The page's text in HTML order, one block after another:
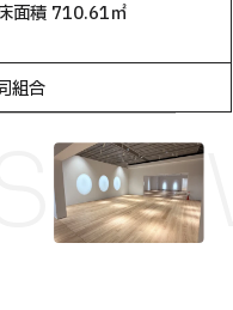
面積 710.61㎡
組合